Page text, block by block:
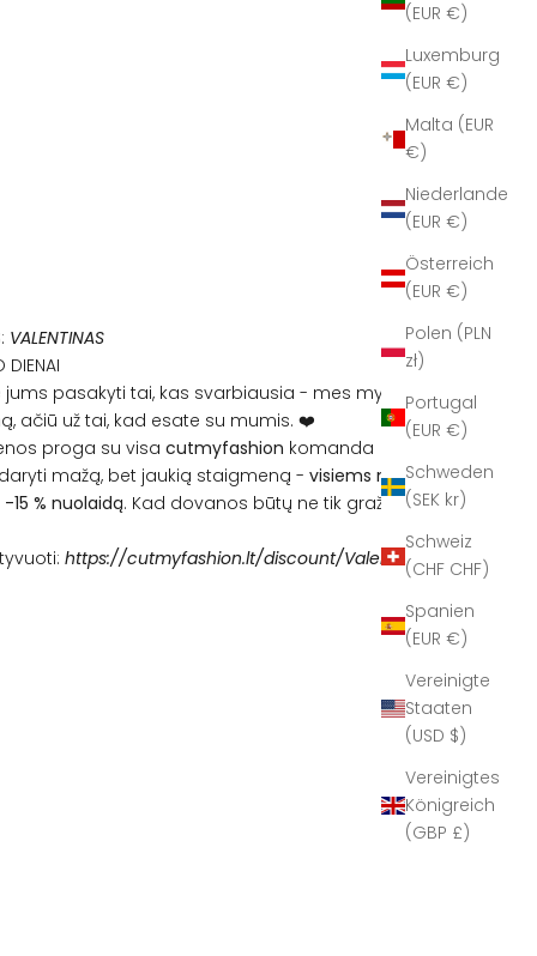
(EUR €)
Luxemburg
(EUR €)
Malta (EUR
€)
Niederlande
(EUR €)
Österreich
(EUR €)
Polen (PLN
zł)
Portugal
(EUR €)
Schweden
(SEK kr)
Schweiz
(CHF CHF)
Spanien
(EUR €)
Vereinigte
Staaten
(USD $)
Vereinigtes
Königreich
(GBP £)
VALENTINAS
DIENAI
pasakyti tai, kas svarbiausia - mes mylime jus.
ačiū už tai, kad esate su mumis. ❤️
proga su visa cutmyfashion komanda
mažą, bet jaukią staigmeną - visiems mūsų
% nuolaidą. Kad dovanos būtų ne tik gražios, bet ir
https://cutmyfashion.lt/discount/Valentinas